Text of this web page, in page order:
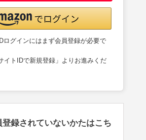
ログインにはまず会員登録が必要で
イトIDで新規登録」よりお進みくだ
登録されていないかたはこち